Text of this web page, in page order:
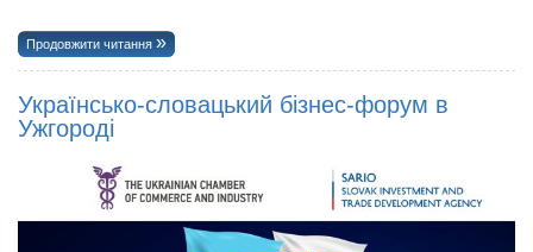
Продовжити читання
Українсько-словацький бізнес-форум в
Ужгороді